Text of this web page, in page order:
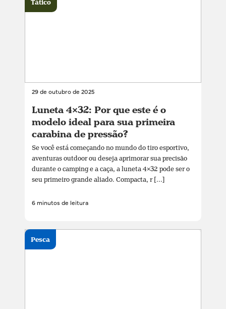
29 de outubro de 2025
Luneta 4×32: Por que este é o
modelo ideal para sua primeira
carabina de pressão?
Se você está começando no mundo do tiro esportivo,
aventuras outdoor ou deseja aprimorar sua precisão
durante o camping e a caça, a luneta 4×32 pode ser o
seu primeiro grande aliado. Compacta, r [...]
6 minutos de leitura
Tático
Pesca